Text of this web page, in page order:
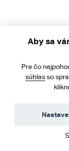
Aby sa
Pre čo
súhlasso